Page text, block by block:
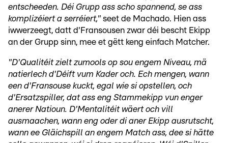
entscheeden. Déi Grupp ass scho spannend, se ass
komplizéiert a serréiert," seet de Machado. Hien ass
iwwerzeegt, datt d'Fransousen zwar déi bescht Ekipp
an der Grupp sinn, mee et gëtt keng einfach Matcher.
"D'Qualitéit zielt zumools op sou engem Niveau, mä
natierlech d'Déift vum Kader och. Ech mengen, wann
een d'Fransouse kuckt, egal wie si opstellen, och
d'Ersatzspiller, dat ass eng Stammekipp vun enger
anerer Natioun. D'Mentalitéit wäert och vill
ausmaachen, wann eng oder di aner Ekipp ausrutscht,
wann ee Gläichspill an engem Match ass, dee si hätte